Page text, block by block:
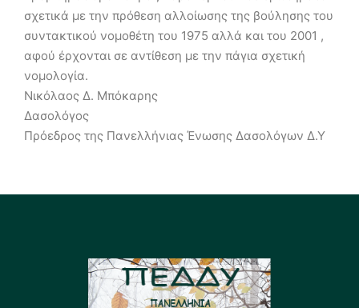
σχετικά με την πρόθεση αλλοίωσης της βούλησης του
συντακτικού νομοθέτη του 1975 αλλά και του 2001 ,
αφού έρχονται σε αντίθεση με την πάγια σχετική
νομολογία.
Νικόλαος Δ. Μπόκαρης
Δασολόγος
Πρόεδρος της Πανελλήνιας Ένωσης Δασολόγων Δ.Υ